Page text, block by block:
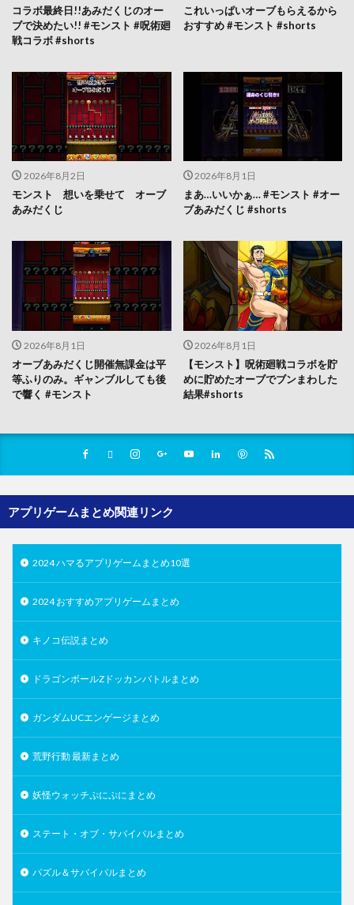
コラボ最終日!!あみだくじのオー
ブで決めたい!! #モンスト #呪術廻
戦コラボ #shorts
これいっぱいオーブもらえるから
おすすめ #モンスト #shorts
2026年8月2日
モンスト 想いを乗せて オーブ
あみだくじ
2026年8月1日
まあ…いいかぁ… #モンスト #オー
ブあみだくじ #shorts
2026年8月1日
オーブあみだくじ開催無課金は平
等ふりのみ。ギャンブルしても後
で響く #モンスト
2026年8月1日
【モンスト】呪術廻戦コラボを貯
めに貯めたオーブでブンまわした
結果#shorts
アプリゲームまとめ関連リンク
2024 ハマるアプリゲームまとめ10選
2024 おすすめアプリゲームまとめ
キノコ伝説まとめ
ドラゴンボールZドッカンバトルまとめ
ガンダムUCエンゲージまとめ
荒野行動 最新まとめ
妖怪ウォッチぷにぷにまとめ
ステート・オブ・サバイバルまとめ
パズル＆サバイバルまとめ